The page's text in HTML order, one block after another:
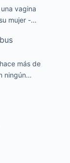
vagina
mujer -…
más de
ningún…